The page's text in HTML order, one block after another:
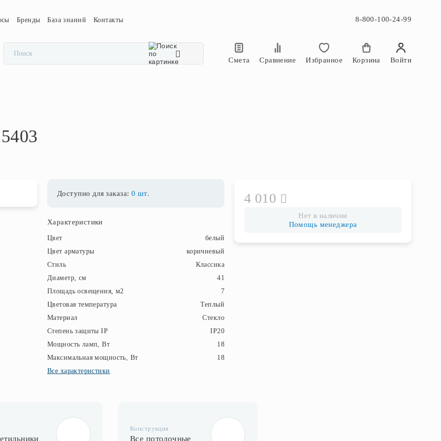
Бренды База знаний Контакты 8-800-100-24-99
Смета
Сравнение Избранное Корзина Войти
Доступно для заказа: 0 шт.
Характеристики
Цвет
белый
Цвет арматуры
коричневый
Стиль
Классика
Диаметр, см
41
Площадь освещения, м2
7
Цветовая температура
Теплый
Материал
Стекло
Степень защиты IP
IP20
Мощность ламп, Вт
18
Максимальная мощность, Вт
18
Все характеристики
4 010
Нет в наличии
Помощь менеджера
Конструкция
Все потолочные